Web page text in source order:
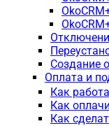
Создание
Оплата и
Как
Как
Как